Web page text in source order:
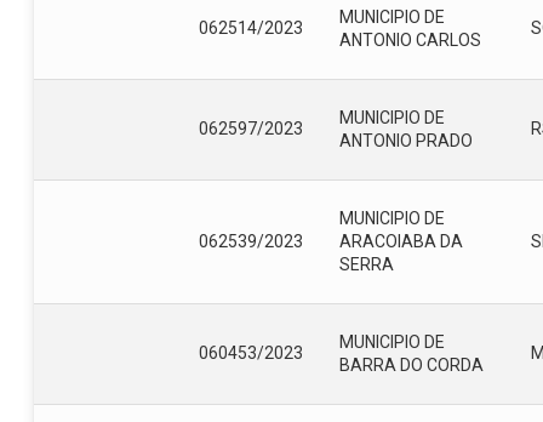
062514/2023
MUNICIPIO DE
ANTONIO CARLOS
062597/2023
MUNICIPIO DE
ANTONIO PRADO
062539/2023
MUNICIPIO DE
ARACOIABA DA
SERRA
060453/2023
MUNICIPIO DE
BARRA DO CORDA